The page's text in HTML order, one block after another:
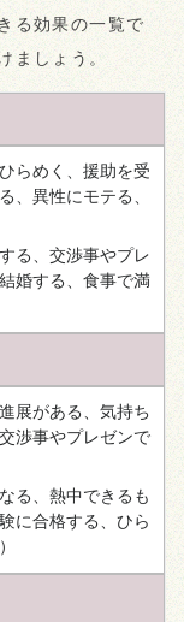
る効果の一覧で
ましょう。
らめく、援助を受
、異性にモテる、
る、交渉事やプレ
婚する、食事で満
展がある、気持ち
渉事やプレゼンで
る、熱中できるも
に合格する、ひら